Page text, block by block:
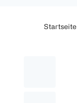
Startseite